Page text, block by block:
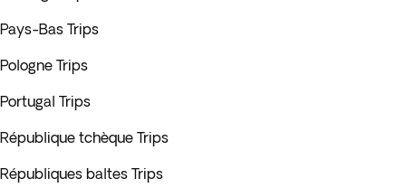
Pays-Bas Trips
Pologne Trips
Portugal Trips
République tchèque Trips
Républiques baltes Trips